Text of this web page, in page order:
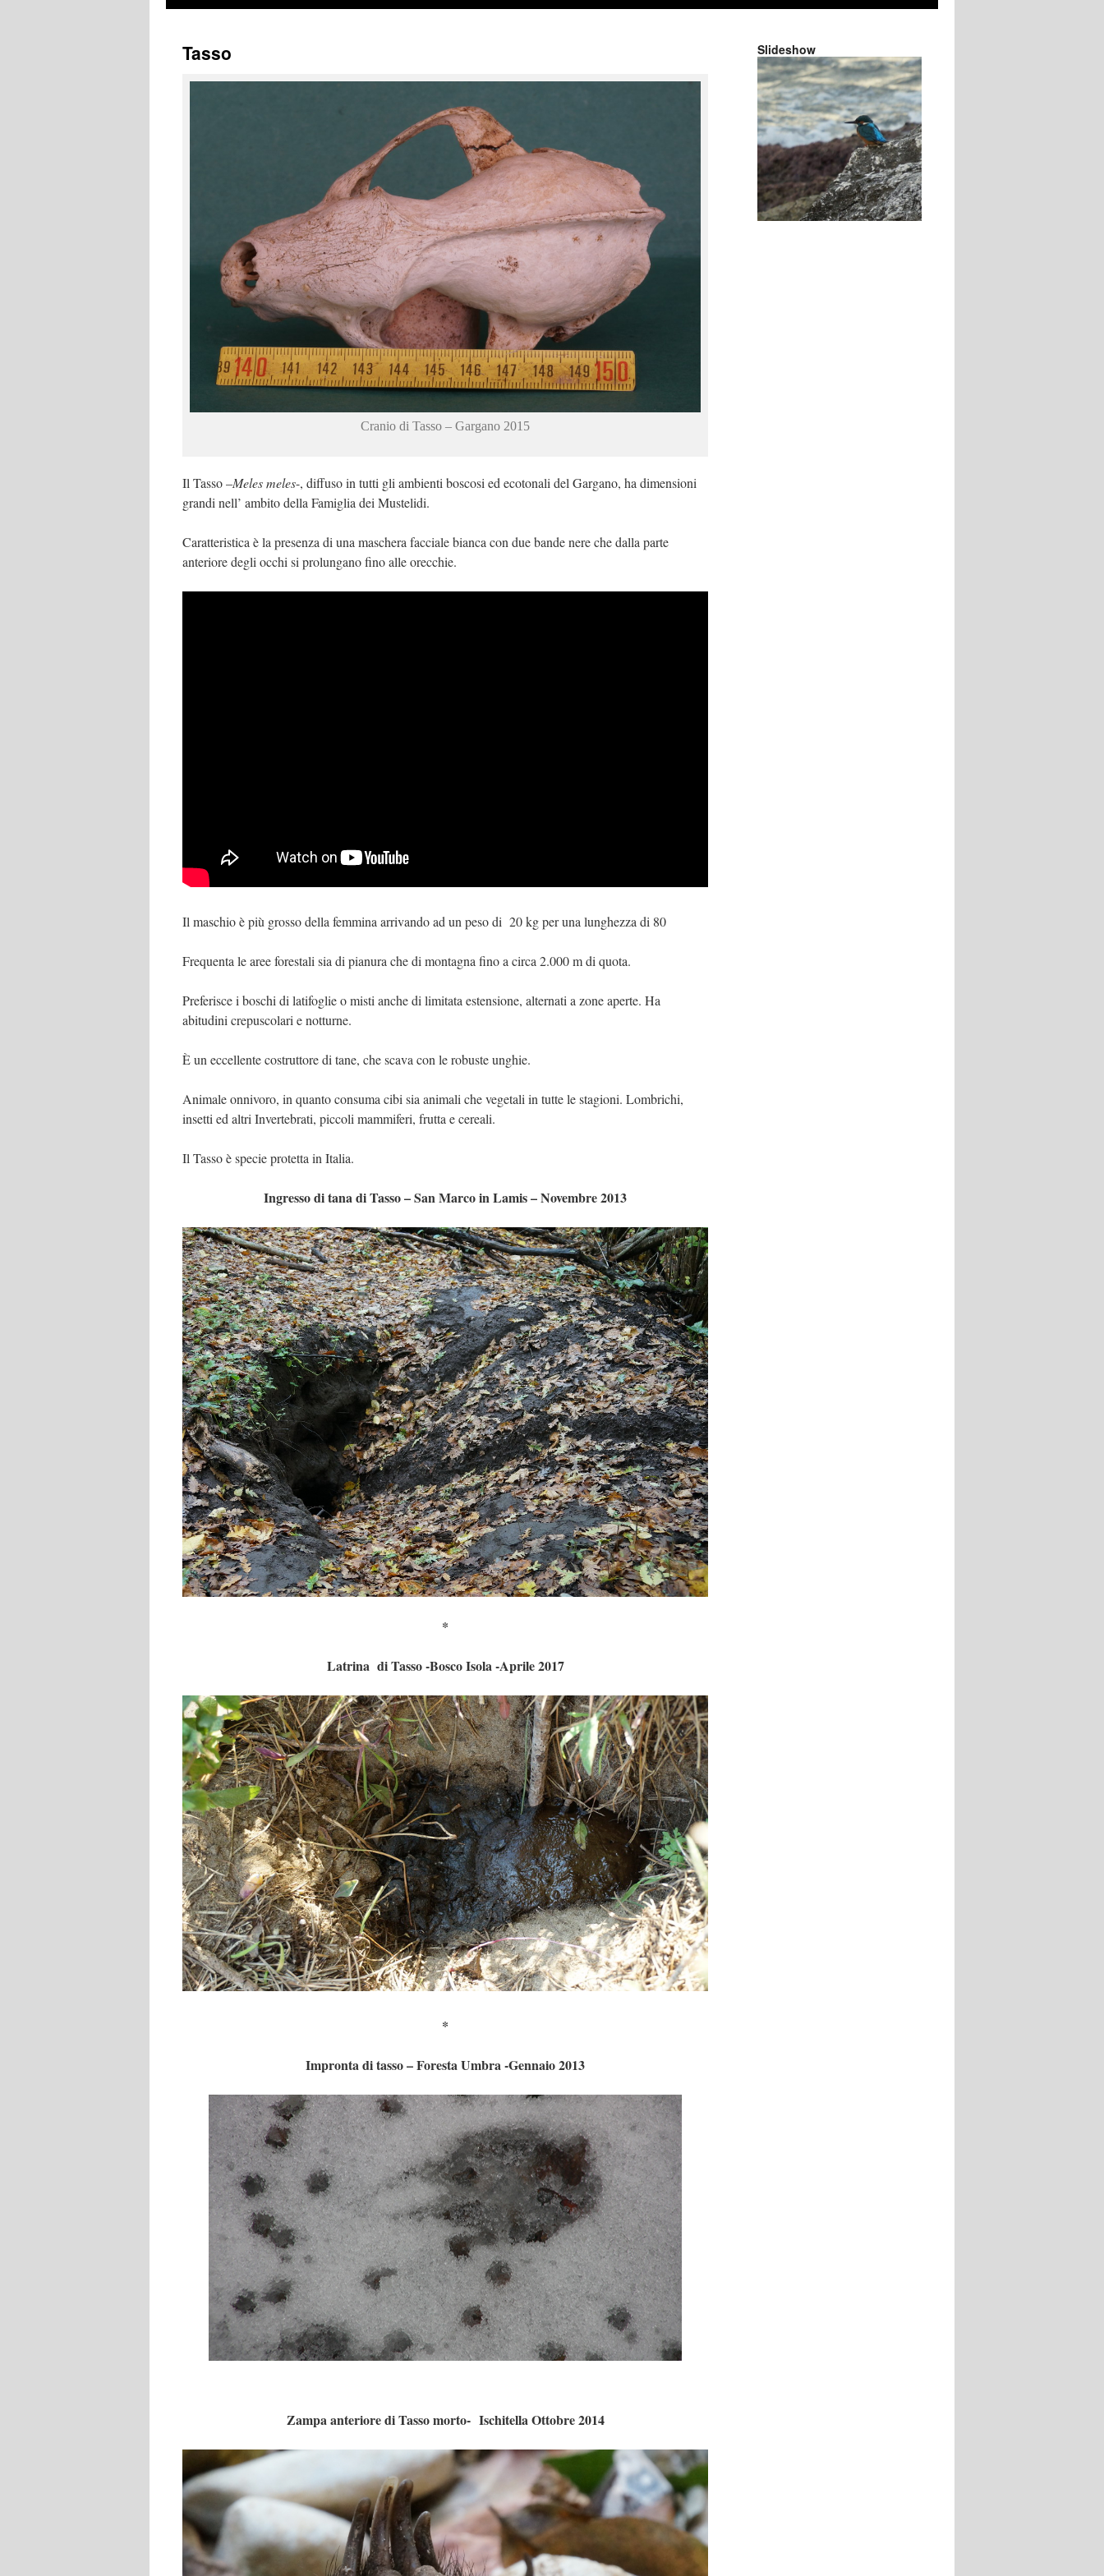
Tasso
Cranio di Tasso – Gargano 2015
Il Tasso –Meles meles-, diffuso in tutti gli ambienti boscosi ed ecotonali del Gargano, ha dimensioni
grandi nell’ ambito della Famiglia dei Mustelidi.
Caratteristica è la presenza di una maschera facciale bianca con due bande nere che dalla parte
anteriore degli occhi si prolungano fino alle orecchie.
Il maschio è più grosso della femmina arrivando ad un peso di 20 kg per una lunghezza di 80
Frequenta le aree forestali sia di pianura che di montagna fino a circa 2.000 m di quota.
Preferisce i boschi di latifoglie o misti anche di limitata estensione, alternati a zone aperte. Ha
abitudini crepuscolari e notturne.
È un eccellente costruttore di tane, che scava con le robuste unghie.
Animale onnivoro, in quanto consuma cibi sia animali che vegetali in tutte le stagioni. Lombrichi,
insetti ed altri Invertebrati, piccoli mammiferi, frutta e cereali.
Il Tasso è specie protetta in Italia.
Ingresso di tana di Tasso – San Marco in Lamis – Novembre 2013
*
Latrina di Tasso -Bosco Isola -Aprile 2017
*
Impronta di tasso – Foresta Umbra -Gennaio 2013
Zampa anteriore di Tasso morto- Ischitella Ottobre 2014
Slideshow